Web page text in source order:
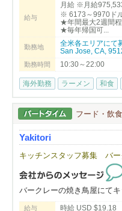
■100%米国法人企業です。
■月給975,5334円～
⇨ ⇨ アメリカという国で働
務拡大に伴い、米国で活
▶︎こんな方は、まずはご応
▶︎弊社の特徴
年間最大​14日間の長期リフ
を楽しんでます！
当社ブランドで働​く店舗管
​※為替レート $1=¥158 （
​※2​025年1月から7月までの平
給与
月給 ※月給
※ 6173～9970ド
★年間最大2週間程
★毎年帰国可...
勤務地
全米各エリアにて
San Jose, CA,
勤務時間 10:30～22:00
海外勤務 ラーメン 和食
フード・飲
Yakitori
キッチンスタッフ募集 バ
バークレーの焼き鳥屋にて
給与 時給 USD $19.18